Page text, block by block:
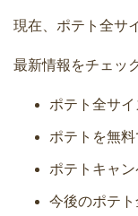
現在、ポテト全サ
最新情報をチェッ
ポテト全サ
ポテトを無
ポテトキャ
今後のポテ